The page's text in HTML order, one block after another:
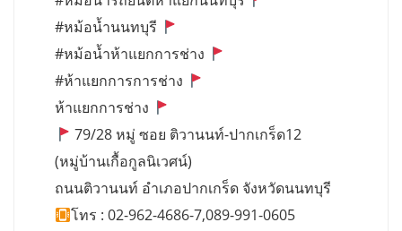
#หม้อน้ำนนทบุรี
#หม้อน้ำห้าแยกการช่าง
#ห้าแยกการการช่าง
ห้าแยกการช่าง
79/28 หมู่ ซอย ติวานนท์-ปากเกร็ด12
(หมู่บ้านเกื้อกูลนิเวศน์)
ถนนติวานนท์ อำเภอปากเกร็ด จังหวัดนนทบุรี
โทร : 02-962-4686-7,089-991-0605